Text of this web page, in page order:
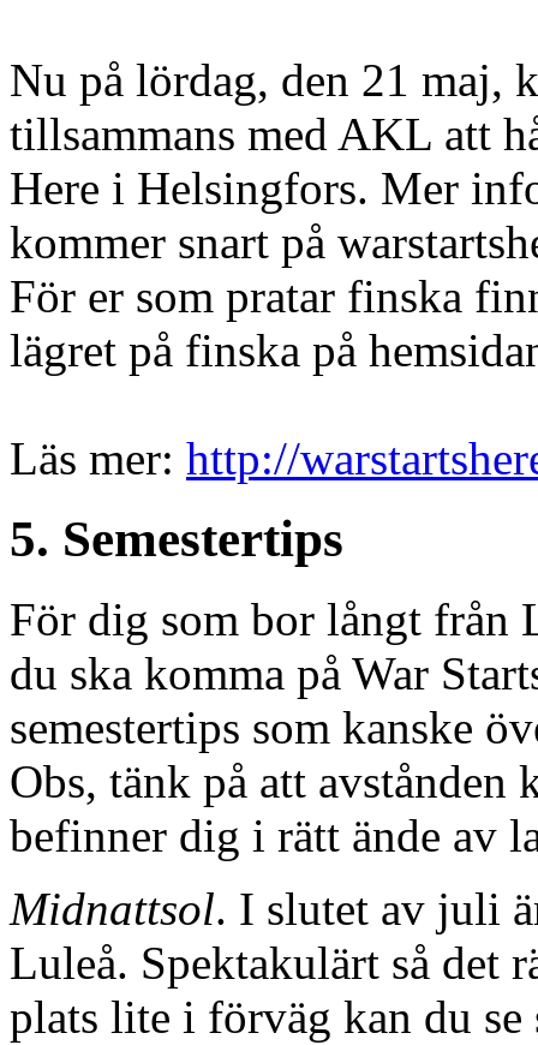
Nu på lördag, den 21 maj,
tillsammans med AKL att
Here i Helsingfors. Mer
kommer snart på
För er som pratar finska
lägret på finska på
Läs mer: http://
5. Semestertips
För dig som bor långt från
du ska komma på War
semestertips som kanske
Obs, tänk på att avstånden
befinner dig i rätt ände av
Midnattsol. I slutet av juli
Luleå. Spektakulärt så det
plats lite i förväg kan du